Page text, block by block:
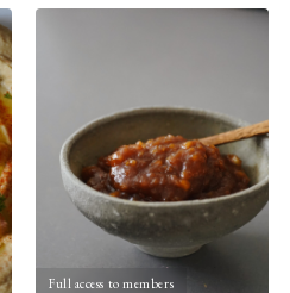
Full access to members